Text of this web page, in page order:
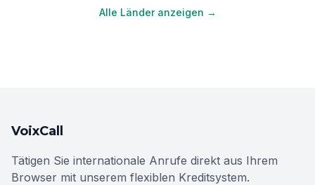
Alle Länder anzeigen →
VoixCall
Tätigen Sie internationale Anrufe direkt aus Ihrem
Browser mit unserem flexiblen Kreditsystem.